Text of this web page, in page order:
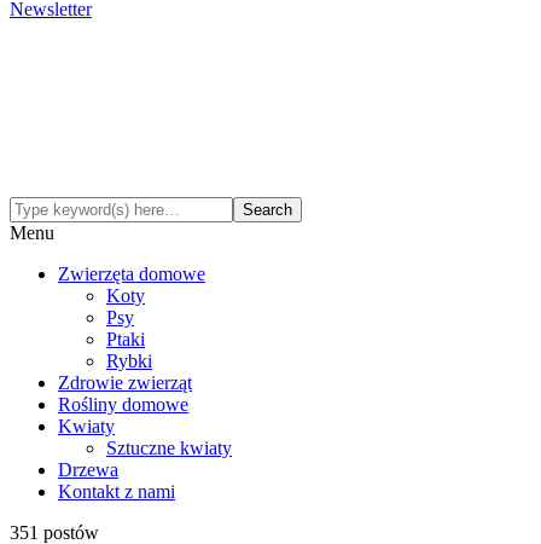
Newsletter
Menu
Zwierzęta domowe
Koty
Psy
Ptaki
Rybki
Zdrowie zwierząt
Rośliny domowe
Kwiaty
Sztuczne kwiaty
Drzewa
Kontakt z nami
351 postów